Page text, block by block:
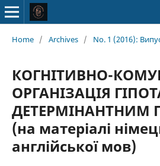
Home / Archives / No. 1 (2016):
КОГНІТИВНО-
ОРГАНІЗАЦІЯ
ДЕТЕРМІНАНТНИМ
(на матеріалі
англійської мов)